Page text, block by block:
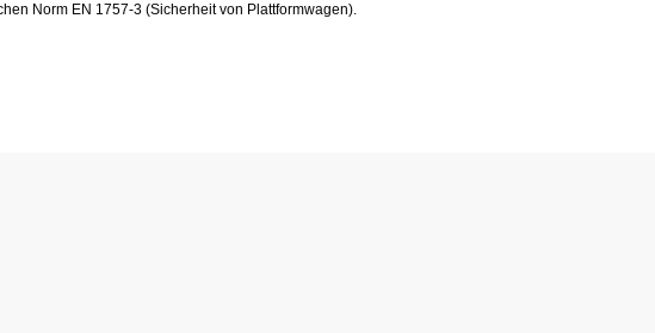
Norm EN 1757-3 (Sicherheit von Plattformwagen).